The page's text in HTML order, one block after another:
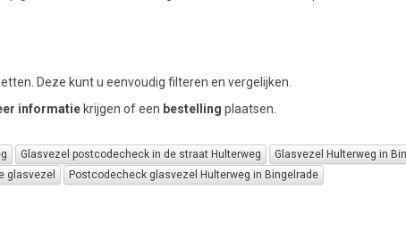
Deze kunt u eenvoudig filteren en vergelijken.
informatie krijgen of een bestelling plaatsen.
Glasvezel postcodecheck in de straat Hulterweg
Glasvezel Hulterweg in
glasvezel
Postcodecheck glasvezel Hulterweg in Bingelrade